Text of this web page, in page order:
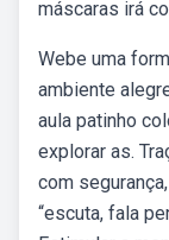
máscaras irá
Webe uma
ambiente
aula patinho
explorar as.
com
“escuta, fala